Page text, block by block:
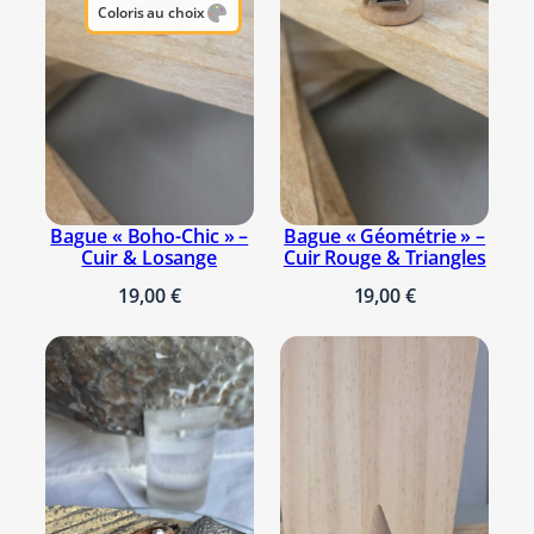
p
a
t
r
s
o
o
i
r
e
p
a
Coloris au choix
Bague « Boho-Chic » –
Cuir & Losange
19,00€
Bague « Géométrie » –
Cuir Rouge & Triangles
19,00€